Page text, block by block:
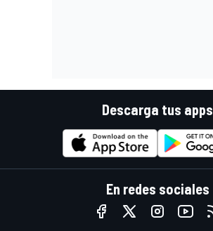
Descarga tus apps
En redes sociales